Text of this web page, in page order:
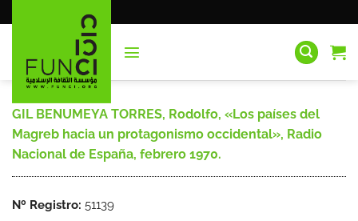
al
GIL BENUMEYA TORRES, Rodolfo, «Los países del
Magreb hacia un protagonismo occidental», Radio
Nacional de España, febrero 1970.
Nº Registro: 51139